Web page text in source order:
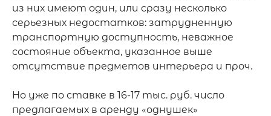
из них имеют один, или сразу несколько
серьезных недостатков: затрудненную
транспортную доступность, неважное
состояние объекта, указанное выше
отсутствие предметов интерьера и проч.
Но уже по ставке в 16-17 тыс. руб. число
предлагаемых в аренду «однушек»